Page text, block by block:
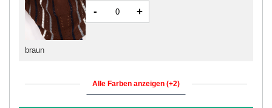
braun
- +
Alle Farben anzeigen (+2)